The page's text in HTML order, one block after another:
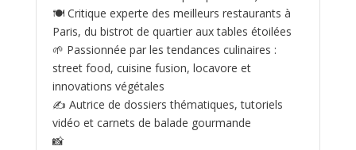
🍽️ Critique experte des meilleurs restaurants à
Paris, du bistrot de quartier aux tables étoilées
🌱 Passionnée par les tendances culinaires :
street food, cuisine fusion, locavore et
innovations végétales
✍️ Autrice de dossiers thématiques, tutoriels
vidéo et carnets de balade gourmande
📸